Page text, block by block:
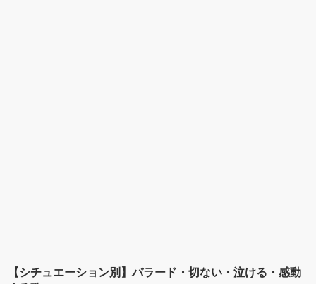
【シチュエーション別】バラード・切ない・泣ける・感動